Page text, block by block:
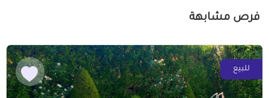
فرص مشابهة
للبيع